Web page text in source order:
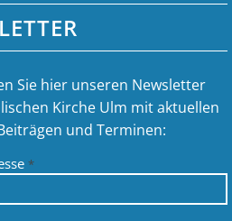
Sie hier unseren Newsletter
Kirche Ulm mit aktuellen
und Terminen:
*